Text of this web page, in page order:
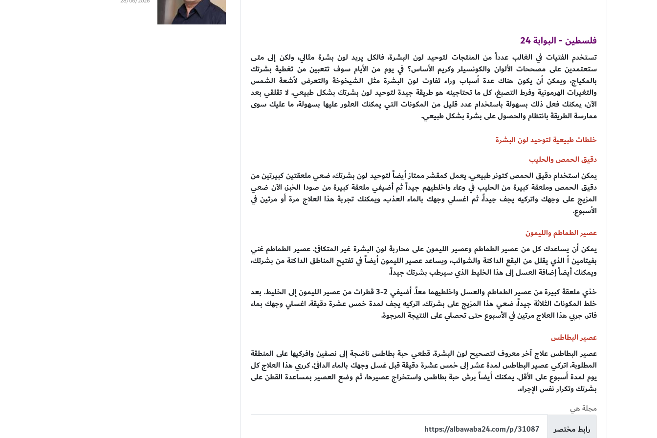
فلسطين - البوابة 24
تستخدم الفتيات في الغالب عدداً من المنتجات لتوحيد لون البشرة، فالكل يريد لون بشرة مثالي، ولكن إلى متى
ستعتمدين على مصححات الألوان والكونسيلر وكريم الأساس؟ في يوم من الأيام سوف تتعبين من تغطية بشرتك
بالمكياج، ويمكن أن يكون هناك عدة أسباب وراء تفاوت لون البشرة مثل الشيخوخة والتعرض لأشعة الشمس
والتغيرات الهرمونية وفرط التصبغ، كل ما تحتاجينه هو طريقة جيدة لتوحيد لون بشرتك بشكل طبيعي. لا تقلقي بعد
الآن، يمكنك فعل ذلك بسهولة باستخدام عدد قليل من المكونات التي يمكنك العثور عليها بسهولة، ما عليك سوى
ممارسة الطريقة بانتظام والحصول على بشرة بشكل طبيعي.
خلطات طبيعية لتوحيد لون البشرة
دقيق الحمص والحليب
يمكن استخدام دقيق الحمص كتونر طبيعي. يعمل كمقشر ممتاز أيضاً لتوحيد لون بشرتك، ضعي ملعقتين كبيرتين من
دقيق الحمص وملعقة كبيرة من الحليب في وعاء واخلطيهم جيداً ثم أضيفي ملعقة كبيرة من صودا الخبز، الآن ضعي
المزيج على وجهك واتركيه يجف جيداً، ثم اغسلي وجهك بالماء العذب، ويمكنك تجربة هذا العلاج مرة أو مرتين في
الأسبوع.
عصير الطماطم والليمون
يمكن أن يساعدك كل من عصير الطماطم وعصير الليمون على محاربة لون البشرة غير المتكافئ. عصير الطماطم غني
بفيتامين أ الذي يقلل من البقع الداكنة والشوائب، ويساعد عصير الليمون أيضاً في تفتيح المناطق الداكنة من بشرتك،
ويمكنك أيضاً إضافة العسل إلى هذا الخليط الذي سيرطب بشرتك جيداً.
خذي ملعقة كبيرة من عصير الطماطم والعسل واخلطيهما معاً. أضيفي 2-3 قطرات من عصير الليمون إلى الخليط. بعد
خلط المكونات الثلاثة جيداً، ضعي هذا المزيج على بشرتك. اتركيه يجف لمدة خمس عشرة دقيقة. اغسلي وجهك بماء
فاتر. جربي هذا العلاج مرتين في الأسبوع حتى تحصلي على النتيجة المرجوة.
عصير البطاطس
عصير البطاطس علاج آخر معروف لتصحيح لون البشرة. قطعي حبة بطاطس ناضجة إلى نصفين وافركيها على المنطقة
المطلوبة. اتركي عصير البطاطس لمدة عشر إلى خمس عشرة دقيقة قبل غسل وجهك بالماء الدافئ. كرري هذا العلاج كل
يوم لمدة أسبوع على الأقل. يمكنك أيضاً برش حبة بطاطس واستخراج عصيرها، ثم وضع العصير بمساعدة القطن على
بشرتك وتكرار نفس الإجراء.
مجلة هي
رابط مختصر